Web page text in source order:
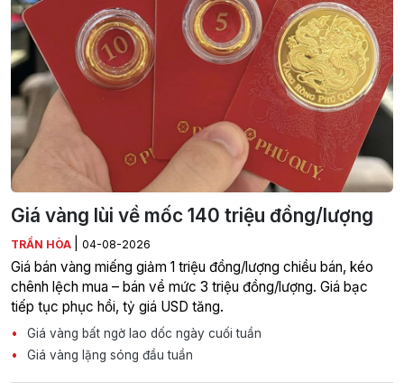
Giá vàng lùi về mốc 140 triệu đồng/lượng
TRẦN HÒA 04-08-2026
Giá bán vàng miếng giảm 1 triệu đồng/lượng chiều bán, kéo
chênh lệch mua – bán về mức 3 triệu đồng/lượng. Giá bạc
tiếp tục phục hồi, tỷ giá USD tăng.
Giá vàng bất ngờ lao dốc ngày cuối tuần
Giá vàng lặng sóng đầu tuần